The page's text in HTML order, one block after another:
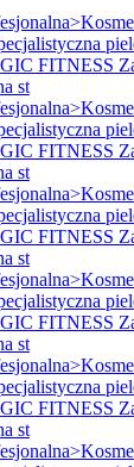
FITNESS
st
FITNESS
st
FITNESS
st
FITNESS
st
FITNESS
st